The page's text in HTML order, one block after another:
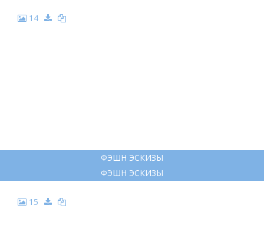
14
ФЭШН ЭСКИЗЫ
ФЭШН ЭСКИЗЫ
15